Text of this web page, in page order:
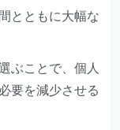
とともに大幅な
ぶことで、個人
要を減少させる